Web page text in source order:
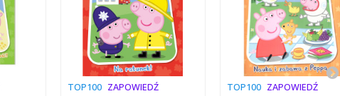
TOP100 ZAPOWIEDŹ TOP100 ZAPOWIEDŹ